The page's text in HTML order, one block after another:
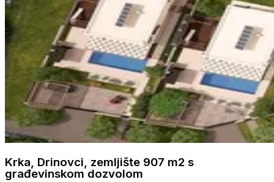
Krka, Drinovci, zemljište 907 m2 s
građevinskom dozvolom